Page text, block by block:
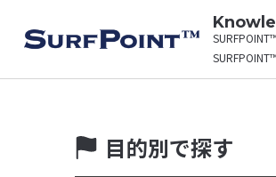
目的別で探す